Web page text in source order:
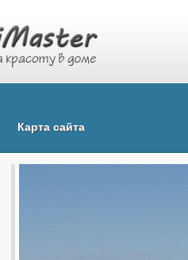
Карта сайта